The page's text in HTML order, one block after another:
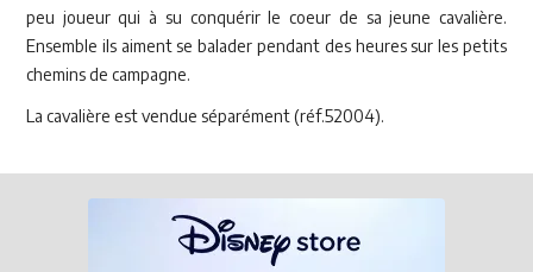
peu joueur qui à su conquérir le coeur de sa jeune cavalière.
Ensemble ils aiment se balader pendant des heures sur les petits
chemins de campagne.
La cavalière est vendue séparément (réf.52004).